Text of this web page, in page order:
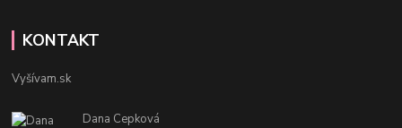
KONTAKT
Vyšívam.sk
Dana Cepková